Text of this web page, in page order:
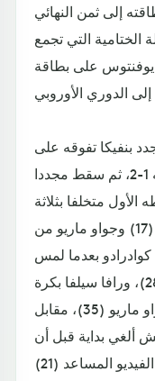
إلى ثمن النهائي
الختامية التي تجمع
على بطاقة
بنفيكا تفوقه على
يوفنتوس الذي خسر ذهابا في معقله 1-2، ثم سقط مجددا
شوطه الأول متخلفا بثلاثة
أهداف لأنتونيو سيلفا بكرة رأسية (17) وجواو ماريو من
بعدما لمس
الكرة بيده في المنطقة المحرمة (28)، ورافا سيلفا بكرة
بالكعب إثر تمريرة عرضية من جواو ماريو (35)، مقابل
ألغي بداية قبل أن